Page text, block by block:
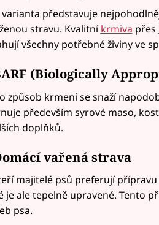
varianta představuje
stravu. Kvalitníkrmiva přes
všechny potřebné živiny ve
(Biologically
způsob krmení se snaží
především syrové maso,
doplňků.
vařená strava
majitelé psů preferují
je ale tepelně upravené. Tento
psa.